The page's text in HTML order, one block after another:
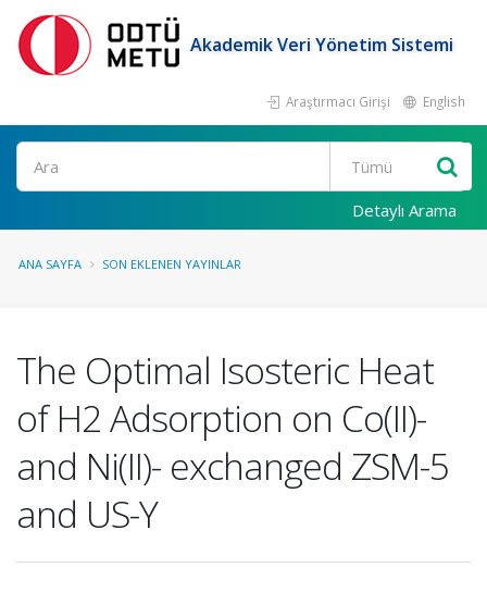
Akademik Veri Yönetim Sistemi
Araştırmacı Girişi English
Ara
Detaylı Arama
ANA SAYFA SON EKLENEN YAYINLAR
The Optimal Isosteric Heat
of H2 Adsorption on Co(II)-
and Ni(II)- exchanged ZSM-5
and US-Y